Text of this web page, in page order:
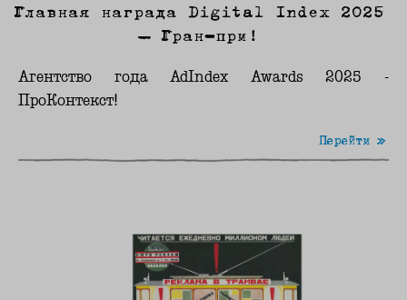
Главная награда Digital Index 2025
— Гран-при!
Агентство года AdIndex Awards 2025 -
ПроКонтекст!
Перейти »